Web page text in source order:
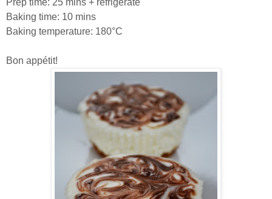
Baking time: 10 mins
Baking temperature: 180°C
Bon appétit!